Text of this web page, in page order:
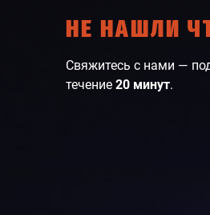
НЕ НАШЛИ
Свяжитесь с нами —
течение 20 минут.